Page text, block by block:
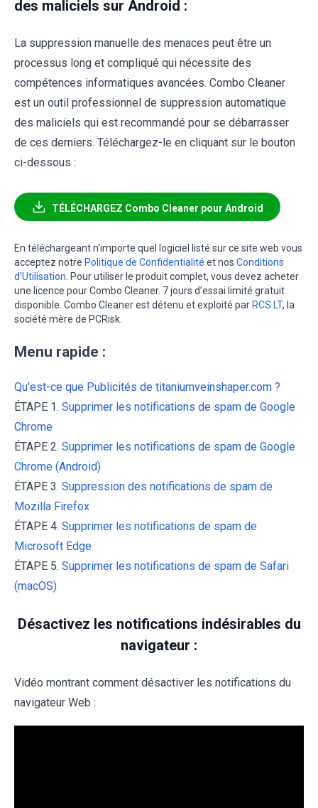
des maliciels sur Android :
La suppression manuelle des menaces peut être un
processus long et compliqué qui nécessite des
compétences informatiques avancées. Combo Cleaner
est un outil professionnel de suppression automatique
des maliciels qui est recommandé pour se débarrasser
de ces derniers. Téléchargez-le en cliquant sur le bouton
ci-dessous :
TÉLÉCHARGEZ Combo Cleaner pour Android
En téléchargeant n'importe quel logiciel listé sur ce site web vous
acceptez notre Politique de Confidentialité et nos Conditions
d’Utilisation. Pour utiliser le produit complet, vous devez acheter
une licence pour Combo Cleaner. 7 jours d’essai limité gratuit
disponible. Combo Cleaner est détenu et exploité par RCS LT, la
société mère de PCRisk.
Menu rapide :
Qu'est-ce que Publicités de titaniumveinshaper.com ?
ÉTAPE 1. Supprimer les notifications de spam de Google
Chrome
ÉTAPE 2. Supprimer les notifications de spam de Google
Chrome (Android)
ÉTAPE 3. Suppression des notifications de spam de
Mozilla Firefox
ÉTAPE 4. Supprimer les notifications de spam de
Microsoft Edge
ÉTAPE 5. Supprimer les notifications de spam de Safari
(macOS)
Désactivez les notifications indésirables du
navigateur :
Vidéo montrant comment désactiver les notifications du
navigateur Web :